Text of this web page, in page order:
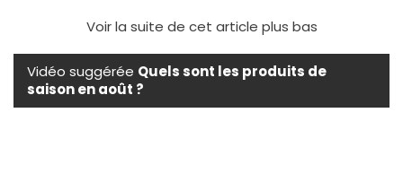
Voir la suite de cet article plus bas
Vidéo suggérée Quels sont les produits de
saison en août ?